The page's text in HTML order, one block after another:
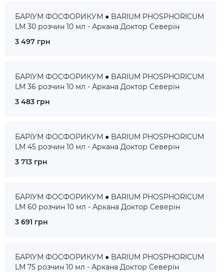
БАРІУМ ФОСФОРИКУМ ● BARIUM PHOSPHORICUM
LM 30 розчин 10 мл - Аркана Доктор Северін
3 497 грн
БАРІУМ ФОСФОРИКУМ ● BARIUM PHOSPHORICUM
LM 36 розчин 10 мл - Аркана Доктор Северін
3 483 грн
БАРІУМ ФОСФОРИКУМ ● BARIUM PHOSPHORICUM
LM 45 розчин 10 мл - Аркана Доктор Северін
3 713 грн
БАРІУМ ФОСФОРИКУМ ● BARIUM PHOSPHORICUM
LM 60 розчин 10 мл - Аркана Доктор Северін
3 691 грн
БАРІУМ ФОСФОРИКУМ ● BARIUM PHOSPHORICUM
LM 75 розчин 10 мл - Аркана Доктор Северін